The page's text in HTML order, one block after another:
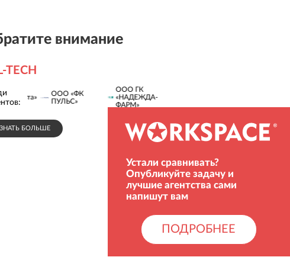
СПОНСОР
внимание
L-TECH
ООО «ФК
ПУЛЬС»
ООО ГК
«НАДЕЖДА-
ФАРМ»
БОЛЬШЕ
Устали сравнивать?
Опубликуйте задачу и
лучшие агентства сами
напишут вам
ПОДРОБНЕЕ